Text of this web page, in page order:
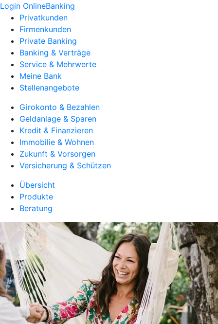
Login OnlineBanking
Privatkunden
Firmenkunden
Private Banking
Banking & Verträge
Service & Mehrwerte
Meine Bank
Stellenangebote
Girokonto & Bezahlen
Geldanlage & Sparen
Kredit & Finanzieren
Immobilie & Wohnen
Zukunft & Vorsorgen
Versicherung & Schützen
Übersicht
Produkte
Beratung